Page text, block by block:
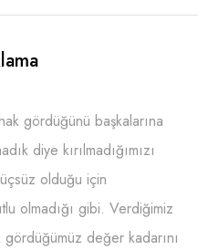
gördüğünü başkalarına
diye kırılmadığımızı
olduğu için
olmadığı gibi. Verdiğimiz
gördüğümüz değer kadarını